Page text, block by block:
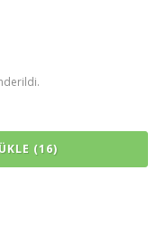
(16)